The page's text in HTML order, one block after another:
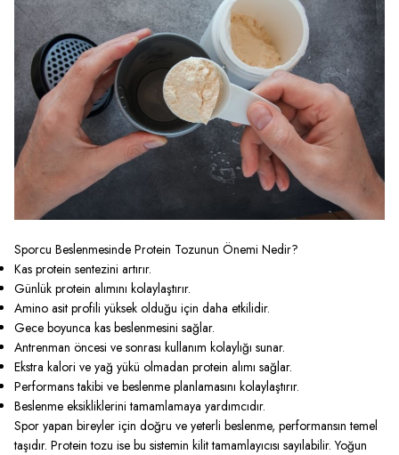
Sporcu Beslenmesinde Protein Tozunun Önemi Nedir?
Kas protein sentezini artırır.
Günlük protein alımını kolaylaştırır.
Amino asit profili yüksek olduğu için daha etkilidir.
Gece boyunca kas beslenmesini sağlar.
Antrenman öncesi ve sonrası kullanım kolaylığı sunar.
Ekstra kalori ve yağ yükü olmadan protein alımı sağlar.
Performans takibi ve beslenme planlamasını kolaylaştırır.
Beslenme eksikliklerini tamamlamaya yardımcıdır.
Spor yapan bireyler için doğru ve yeterli beslenme, performansın temel
taşıdır. Protein tozu ise bu sistemin kilit tamamlayıcısı sayılabilir. Yoğun